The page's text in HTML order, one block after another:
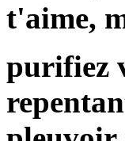
t'aime,
purifiez